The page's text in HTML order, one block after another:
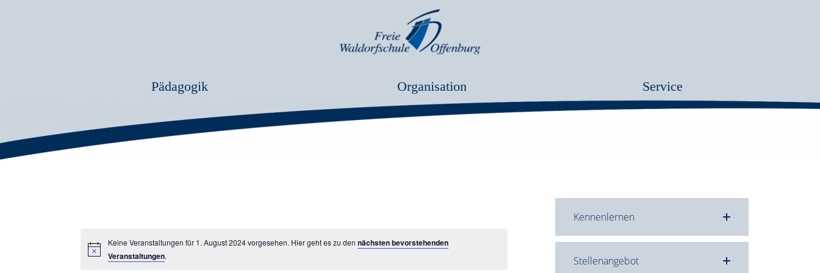
Pädagogik Organisation Service
Keine Veranstaltungen für 1. August 2024 vorgesehen. Hier geht es zu dennächsten bevorstehenden
Veranstaltungen.
Kennenlernen
Stellenangebot